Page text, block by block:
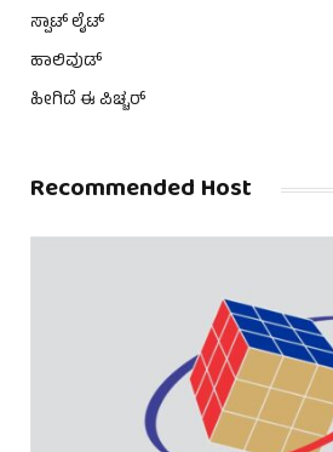
ಸ್ಪಾಟ್ ಲೈಟ್
ಹಾಲಿವುಡ್
ಹೀಗಿದೆ ಈ ಪಿಚ್ಚರ್
Recommended Host